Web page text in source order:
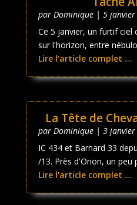
par Dominique| 5
Ce 5 janvier, un furtif ciel
sur l'horizon, entre
Lire l'article complet ...
La Tête de
par Dominique| 3
IC 434 et Barnard 33
/13. Près d'Orion, un peu
Lire l'article complet ...